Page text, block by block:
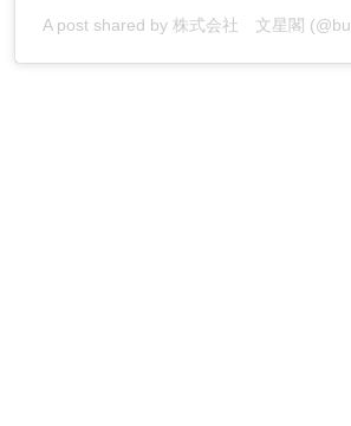
A post shared by 株式会社 文星閣